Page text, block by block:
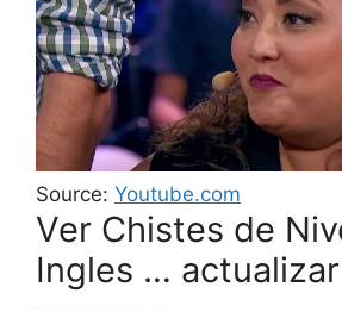
Source: Youtube.com
Ver Chistes de
Ingles … actualizar